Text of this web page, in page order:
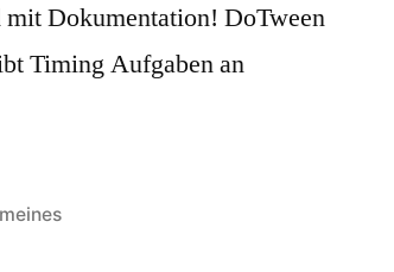
mit Dokumentation! DoTween
Timing Aufgaben an